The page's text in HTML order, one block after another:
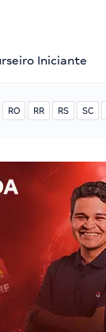
Iniciante
RO RR RS SC